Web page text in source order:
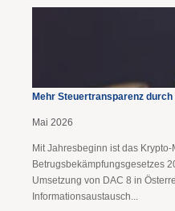
Mehr Steuertransparenz
Mai 2026
Mit Jahresbeginn ist das
Betrugsbekämpfungsgesetzes
Umsetzung von DAC 8 in
Informationsaustausch...